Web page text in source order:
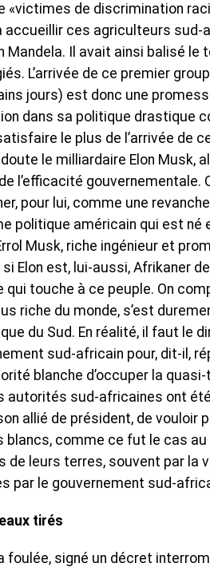
«victimes de discrimination
accueillir ces agriculteurs sud-
Mandela. Il avait ainsi balisé le
L’arrivée de ce premier
jours) est donc une
dans sa politique drastique
le plus de l’arrivée de
le milliardaire Elon Musk,
l’efficacité gouvernementale.
pour lui, comme une
politique américain qui est né
Musk, riche ingénieur et
si Elon est, lui-aussi, Afrikaner
touche à ce peuple. On
riche du monde, s’est
du Sud. En réalité, il faut le
sud-africain pour, dit-il,
blanche d’occuper la
autorités sud-africaines ont
allié de président, de vouloir
comme ce fut le cas
leurs terres, souvent par la
par le gouvernement sud-
tirés
foulée, signé un décret